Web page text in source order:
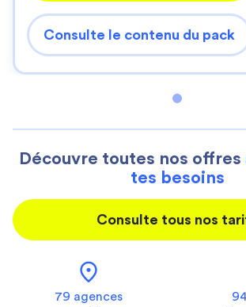
Consulte le contenu du pack
Découvre toutes nos offres
tes besoins
Consulte tous nos
location_on
79 agences